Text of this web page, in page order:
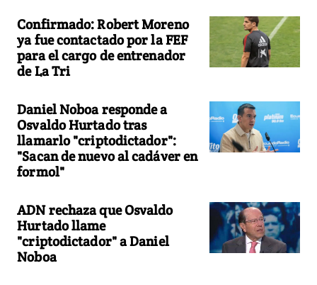
Confirmado: Robert Moreno
ya fue contactado por la FEF
para el cargo de entrenador
de La Tri
Daniel Noboa responde a
Osvaldo Hurtado tras
llamarlo "criptodictador":
"Sacan de nuevo al cadáver en
formol"
ADN rechaza que Osvaldo
Hurtado llame
"criptodictador" a Daniel
Noboa